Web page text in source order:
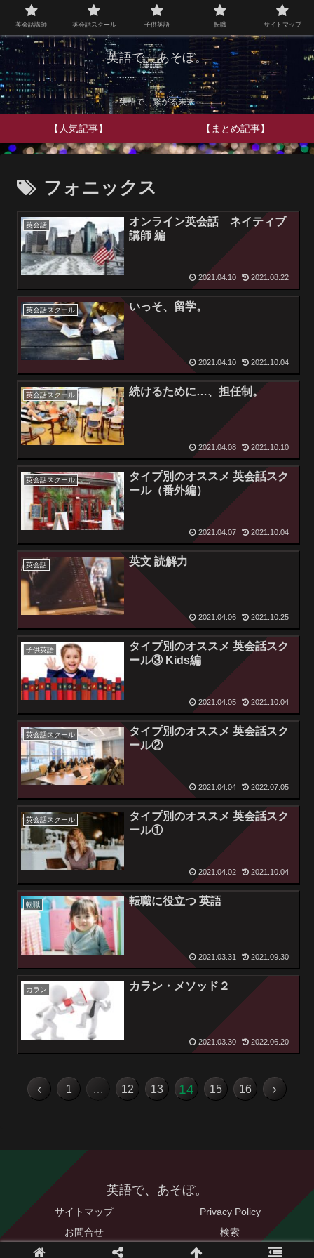
英語で、あそぼ。
～英語で、繋がる未来～
【人気記事】 【まとめ記事】
フォニックス
英会話
オンライン英会話 ネイティブ
講師 編
2021.04.10 2021.08.22
英会話スクール いっそ、留学。
2021.04.10 2021.10.04
英会話スクール 続けるために…、担任制。
2021.04.08 2021.10.10
英会話スクール
タイプ別のオススメ 英会話スク
ール（番外編）
2021.04.07 2021.10.04
英会話 英文 読解力
2021.04.06 2021.10.25
子供英語
タイプ別のオススメ 英会話スク
ール③ Kids編
2021.04.05 2021.10.04
英会話スクール
タイプ別のオススメ 英会話スク
ール②
2021.04.04 2022.07.05
英会話スクール
タイプ別のオススメ 英会話スク
ール①
2021.04.02 2021.10.04
転職 転職に役立つ 英語
2021.03.31 2021.09.30
カラン カラン・メソッド２
2021.03.30 2022.06.20
1 … 12 13 14 15 16
英語で、あそぼ。
サイトマップ
Privacy Policy
お問合せ
検索
英会話講師 英会話スクール 子供英語 転職 サイトマップ